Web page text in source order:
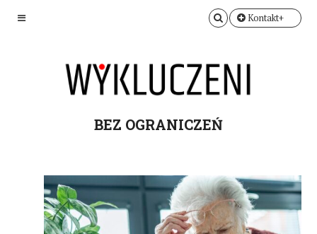
Kontakt+
BEZ OGRANICZEŃ